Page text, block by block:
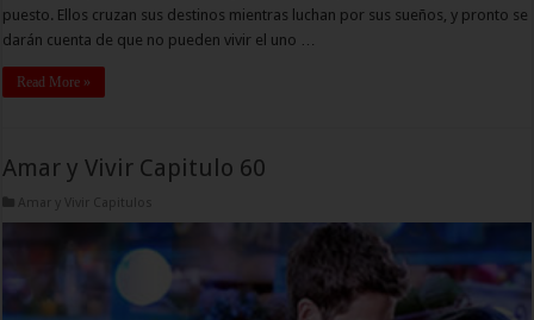
puesto. Ellos cruzan sus destinos mientras luchan por sus sueños, y pronto se
darán cuenta de que no pueden vivir el uno …
Read More »
Amar y Vivir Capitulo 60
Amar y Vivir Capitulos